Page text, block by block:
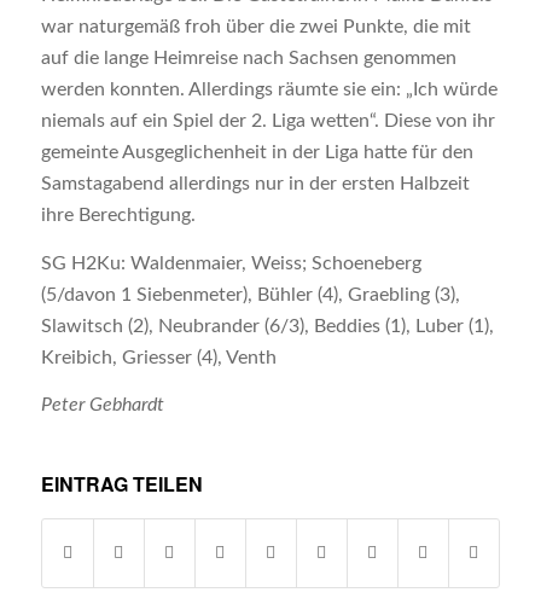
war naturgemäß froh über die zwei Punkte, die mit
auf die lange Heimreise nach Sachsen genommen
werden konnten. Allerdings räumte sie ein: „Ich würde
niemals auf ein Spiel der 2. Liga wetten“. Diese von ihr
gemeinte Ausgeglichenheit in der Liga hatte für den
Samstagabend allerdings nur in der ersten Halbzeit
ihre Berechtigung.
SG H2Ku: Waldenmaier, Weiss; Schoeneberg
(5/davon 1 Siebenmeter), Bühler (4), Graebling (3),
Slawitsch (2), Neubrander (6/3), Beddies (1), Luber (1),
Kreibich, Griesser (4), Venth
Peter Gebhardt
EINTRAG TEILEN